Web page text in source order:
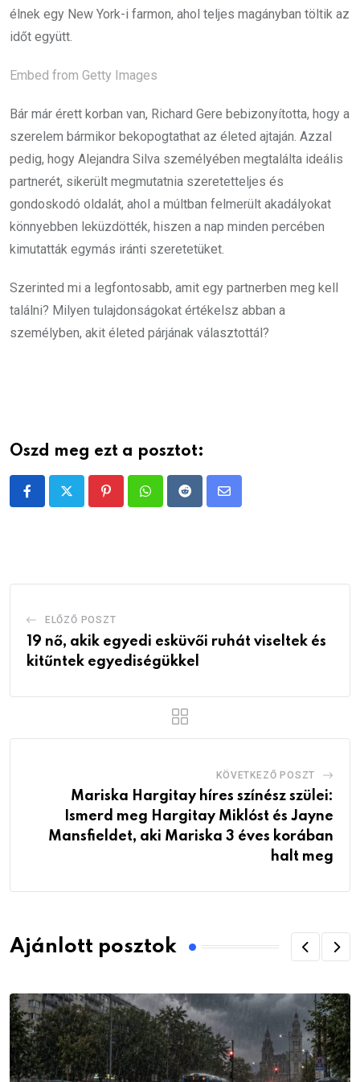
élnek egy New York-i farmon, ahol teljes magányban töltik az
időt együtt.
Embed from Getty Images
Bár már érett korban van, Richard Gere bebizonyította, hogy a
szerelem bármikor bekopogtathat az életed ajtaján. Azzal
pedig, hogy Alejandra Silva személyében megtalálta ideális
partnerét, sikerült megmutatnia szeretetteljes és
gondoskodó oldalát, ahol a múltban felmerült akadályokat
könnyebben leküzdötték, hiszen a nap minden percében
kimutatták egymás iránti szeretetüket.
Szerinted mi a legfontosabb, amit egy partnerben meg kell
találni? Milyen tulajdonságokat értékelsz abban a
személyben, akit életed párjának választottál?
Oszd meg ezt a posztot:
PinterestWhatsappRedditShare
ELŐZŐ POSZT
19 nő, akik egyedi esküvői ruhát viseltek és
kitűntek egyediségükkel
KÖVETKEZŐ POSZT
Mariska Hargitay híres színész szülei:
Ismerd meg Hargitay Miklóst és Jayne
Mansfieldet, aki Mariska 3 éves korában
halt meg
Ajánlott posztok